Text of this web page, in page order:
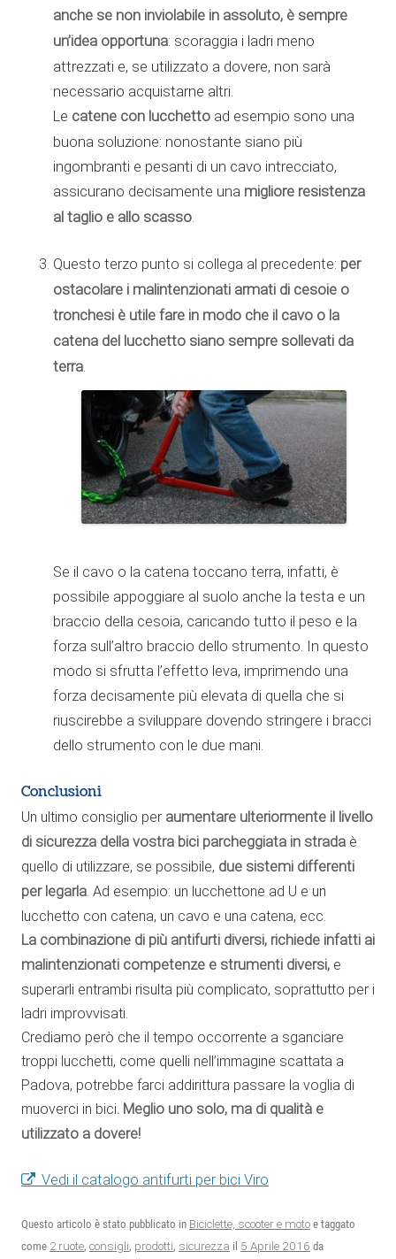
anche se non inviolabile in assoluto, è sempre
un’idea opportuna: scoraggia i ladri meno
attrezzati e, se utilizzato a dovere, non sarà
necessario acquistarne altri.
Le catene con lucchetto ad esempio sono una
buona soluzione: nonostante siano più
ingombranti e pesanti di un cavo intrecciato,
assicurano decisamente una migliore resistenza
al taglio e allo scasso
Questo terzo punto si collega al precedente: per
ostacolare i malintenzionati armati di cesoie o
tronchesi è utile fare in modo che il cavo o la
catena del lucchetto siano sempre sollevati da
terra.
Se il cavo o la catena toccano terra, infatti, è
possibile appoggiare al suolo anche la testa e un
braccio della cesoia, caricando tutto il peso e la
forza sull’altro braccio dello strumento. In questo
modo si sfrutta l’effetto leva, imprimendo una
forza decisamente più elevata di quella che si
riuscirebbe a sviluppare dovendo stringere i bracci
dello strumento con le due mani.
Conclusioni
Un ultimo consiglio per aumentare ulteriormente il livello
di sicurezza della vostra bici parcheggiata in strada è
quello di utilizzare, se possibile, due sistemi differenti
per legarla. Ad esempio: un lucchettone ad U e un
lucchetto con catena, un cavo e una catena, ecc.
La combinazione di più antifurti diversi, richiede infatti ai
malintenzionati competenze e strumenti diversi, e
superarli entrambi risulta più complicato, soprattutto per i
ladri improvvisati.
Crediamo però che il tempo occorrente a sganciare
troppi lucchetti, come quelli nell’immagine scattata a
Padova, potrebbe farci addirittura passare la voglia di
muoverci in bici. Meglio uno solo, ma di qualità e
utilizzato a dovere!
Vedi il catalogo antifurti per bici Viro
Questo articolo è stato pubblicato in Biciclette, scooter e moto e taggato
come 2 ruote, consigli, prodotti, sicurezza il 5 Aprile 2016 da